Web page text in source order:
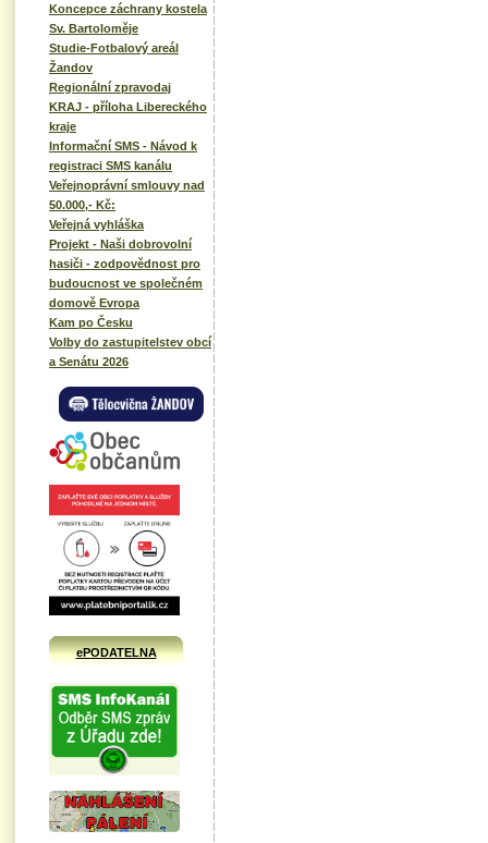
Koncepce záchrany kostela
Sv. Bartoloměje
Studie-Fotbalový areál
Žandov
Regionální zpravodaj
KRAJ - příloha Libereckého
kraje
Informační SMS - Návod k
registraci SMS kanálu
Veřejnoprávní smlouvy nad
50.000,- Kč:
Veřejná vyhláška
Projekt - Naši dobrovolní
hasiči - zodpovědnost pro
budoucnost ve společném
domově Evropa
Kam po Česku
Volby do zastupitelstev obcí
a Senátu 2026
ePODATELNA